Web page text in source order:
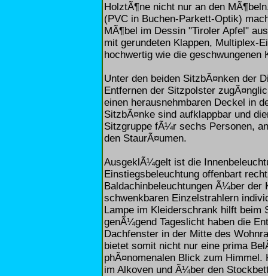
HolztÃ¶ne nicht nur an den
(PVC in Buchen-Parkett-Optik)
MÃ¶bel im Dessin "Tiroler Apfel"
mit gerundeten Klappen, Multiplex-
hochwertig wie die
Unter den beiden SitzbÃ¤nken der
Entfernen der Sitzpolster
einen herausnehmbaren Deckel in
SitzbÃ¤nke sind aufklappbar und
Sitzgruppe fÃ¼r sechs Personen,
den StaurÃ¤umen.
AusgeklÃ¼gelt ist die
Einstiegsbeleuchtung offenbart
Baldachinbeleuchtungen Ã¼ber
schwenkbaren Einzelstrahlern
Lampe im Kleiderschrank hilft beim
genÃ¼gend Tageslicht haben die
Dachfenster in der Mitte des
bietet somit nicht nur eine prima
phÃ¤nomenalen Blick zum
im Alkoven und Ã¼ber den